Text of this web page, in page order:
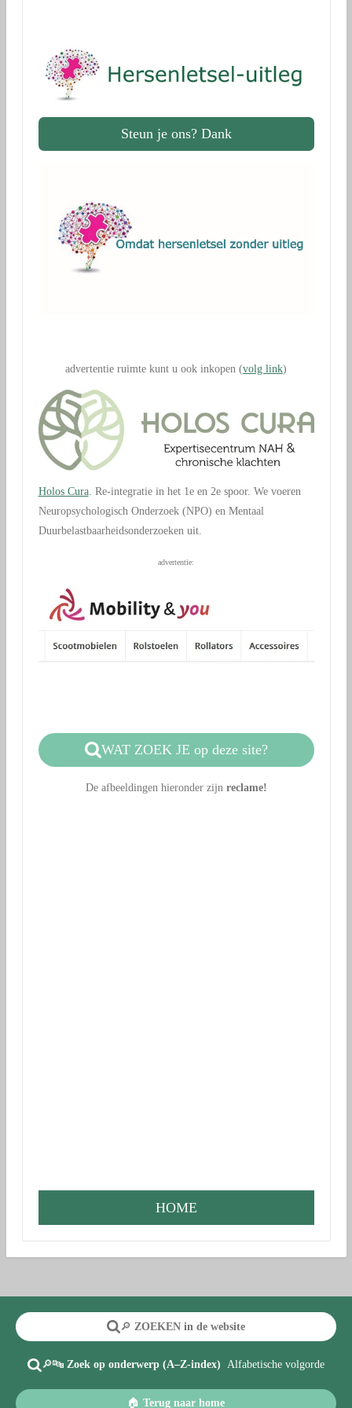
Steun je ons? Dank
advertentie ruimte kunt u ook inkopen (volg link)
Holos Cura. Re-integratie in het 1e en 2e spoor. We voeren
Neuropsychologisch Onderzoek (NPO) en Mentaal
Duurbelastbaarheidsonderzoeken uit.
advertentie:
WAT ZOEK JE op deze site?
De afbeeldingen hieronder zijn reclame!
HOME
🔎 ZOEKEN in de website
🔎🔤 Zoek op onderwerp (A–Z-index) Alfabetische volgorde
🏠 Terug naar home